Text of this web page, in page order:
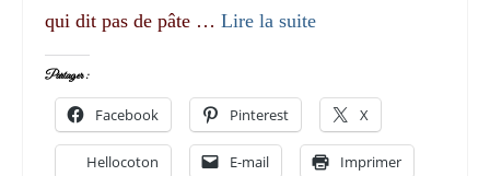
qui dit pas de pâte … Lire la suite­­
Partager :
Facebook Pinterest X
Hellocoton E-mail Imprimer